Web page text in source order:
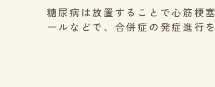
糖尿病は放置することで心筋梗
ールなどで、合併症の発症進行